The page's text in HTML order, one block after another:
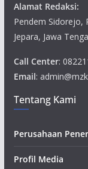
Alamat Redaksi:
Pendem Sidorejo,
Jepara, Jawa
Call Center:
Email:
Tentang Kami
Perusahaan
Profil Media